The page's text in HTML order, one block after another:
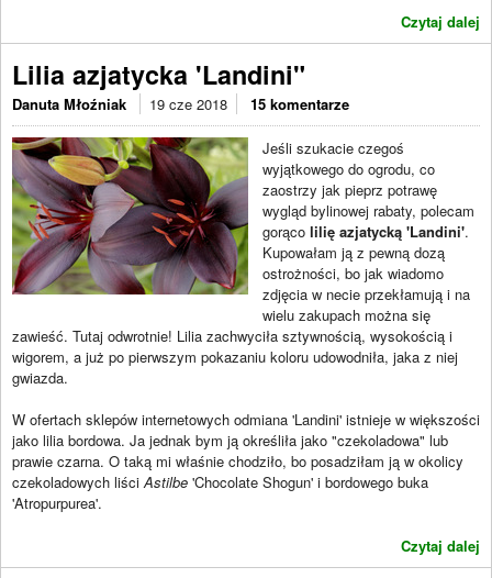
Czytaj dalej
Lilia azjatycka 'Landini"
Danuta Młoźniak 19 cze 2018 15 komentarze
Jeśli szukacie czegoś
wyjątkowego do ogrodu, co
zaostrzy jak pieprz potrawę
wygląd bylinowej rabaty, polecam
gorąco lilię azjatycką 'Landini'.
Kupowałam ją z pewną dozą
ostrożności, bo jak wiadomo
zdjęcia w necie przekłamują i na
wielu zakupach można się
zawieść. Tutaj odwrotnie! Lilia zachwyciła sztywnością, wysokością i
wigorem, a już po pierwszym pokazaniu koloru udowodniła, jaka z niej
gwiazda.
W ofertach sklepów internetowych odmiana 'Landini' istnieje w większości
jako lilia bordowa. Ja jednak bym ją określiła jako "czekoladowa" lub
prawie czarna. O taką mi właśnie chodziło, bo posadziłam ją w okolicy
czekoladowych liściAstilbe 'Chocolate Shogun' i bordowego buka
'Atropurpurea'.
Czytaj dalej